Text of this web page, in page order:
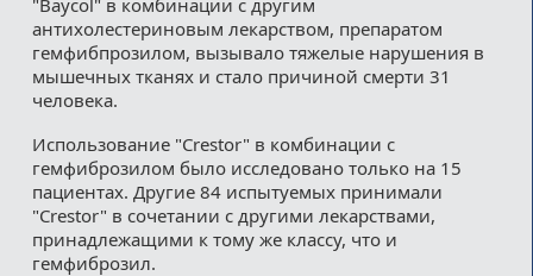
антихолестериновым лекарством, препаратом
гемфибпрозилом, вызывало тяжелые нарушения в
мышечных тканях и стало причиной смерти 31
человека.
Использование "Crestor" в комбинации с
гемфиброзилом было исследовано только на 15
пациентах. Другие 84 испытуемых принимали
"Crestor" в сочетании с другими лекарствами,
принадлежащими к тому же классу, что и
гемфиброзил.